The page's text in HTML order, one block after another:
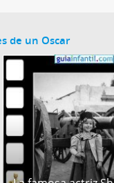
de un Oscar